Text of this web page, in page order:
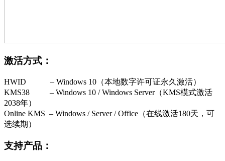
激活方式：
HWID – Windows 10（本地数字许可证永久激活）
KMS38 – Windows 10 / Windows Server（KMS模式激活
2038年）
Online KMS – Windows / Server / Office（在线激活180天，可
选续期）
支持产品：